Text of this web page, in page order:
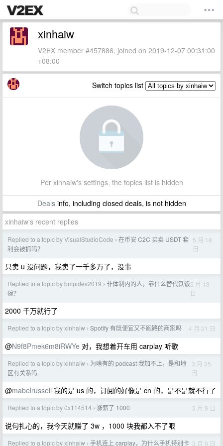
xinhaiw
V2EX member #457886, joined on 2019-12-07 00:31:00
+08:00
Switch topics list
Per xinhaiw's settings, the topics list is hidden
Dealsinfo, including closed deals, is not hidden
xinhaiw's recent replies
Replied to a topic by VisualStudioCode › 在币安 C2C 买卖 USDT 套
利会被抓吗？
5 月 18
日
只卖 u 没问题，我卖了一千多万了，没事
Replied to a topic by bmpidev2019 › 非体制内的人，靠什么替代铁饭
碗？
5 月 18
日
2000 千万就行了
Replied to a topic by xinhaiw › Spotify 有既便宜又不跑路的商家吗 4 月 21 日
@N9f8Pmek6m8iRWYe 对，我想着开车用 carplay 听歌
Replied to a topic by xinhaiw › 为啥有的 podcast 我加不上，是和地
区有关系吗
3 月 25
日
@mabelrussell 我的是 us 的，订阅的好像是 cn 的，是不是就不行了
Replied to a topic by 0x114514 › 涨薪了 1000 3 月 9 日
说句扎心的，我今天就赚了 3w ，1000 块我都入不了眼
Replied to a topic by xinhaiw › 手机连上 carplay，为什么手机特别卡 3 月 9 日